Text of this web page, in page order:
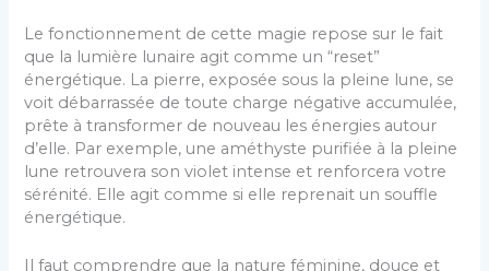
Le fonctionnement de cette magie repose sur le fait
que la lumière lunaire agit comme un “reset”
énergétique. La pierre, exposée sous la pleine lune, se
voit débarrassée de toute charge négative accumulée,
prête à transformer de nouveau les énergies autour
d’elle. Par exemple, une améthyste purifiée à la pleine
lune retrouvera son violet intense et renforcera votre
sérénité. Elle agit comme si elle reprenait un souffle
énergétique.
Il faut comprendre que la nature féminine, douce et